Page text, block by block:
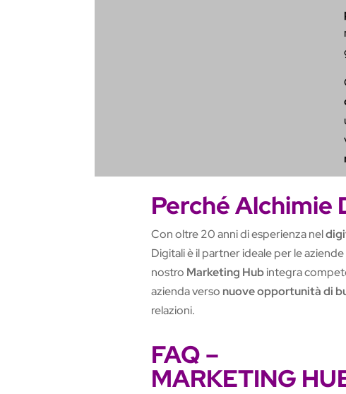
Perché Alchimie
Con oltre 20 anni di esperienza nel
Digitali è il partner ideale per le
nostro Marketing Hubintegra
azienda verso nuove opportunità di
relazioni.
FAQ –
MARKETING